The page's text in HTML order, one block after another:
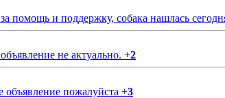
помощь и поддержку, собака нашлась
не актуально. +2
пожалуйста +3